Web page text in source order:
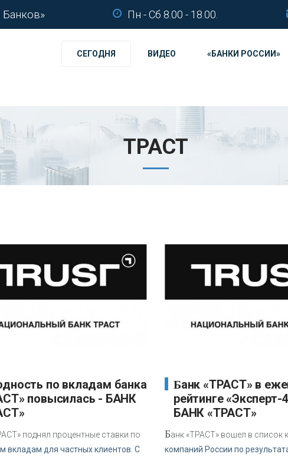
Пн - Сб 8.00 - 18.00.
СЕГОДНЯ ВИДЕО «БАНКИ РОССИИ»
ТРАСТ
повысилась - БАНК
поднял процентные ставки по
вкладам для частных клиентов. С
Банк «ТРАСТ» в ежегодном
рейтинге «Эксперт-
БАНК «ТРАСТ»
Банк «ТРАСТ» вошел в список
компаний России по